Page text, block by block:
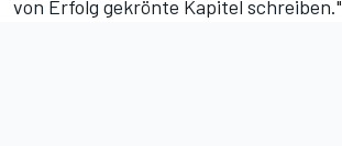
von Erfolg gekrönte Kapitel schreiben."